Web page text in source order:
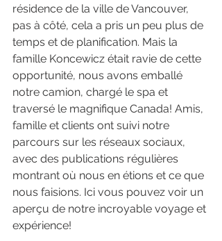
résidence de la ville de Vancouver,
pas à côté, cela a pris un peu plus de
temps et de planification. Mais la
famille Koncewicz était ravie de cette
opportunité, nous avons emballé
notre camion, chargé le spa et
traversé le magnifique Canada! Amis,
famille et clients ont suivi notre
parcours sur les réseaux sociaux,
avec des publications régulières
montrant où nous en étions et ce que
nous faisions. Ici vous pouvez voir un
aperçu de notre incroyable voyage et
expérience!